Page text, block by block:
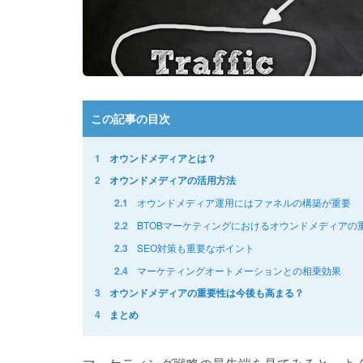
この記事の目次
1
オウンドメディアとは？
2
オウンドメディアの活用方法
2.1
オウンドメディア運用にはファネルの構築が重要
2.2
BTOBマーケティングにおけるオウンドメディアの
2.3
SEO対策も重要なポイント
2.4
マーケティングオートメーションとの相乗効果
3
オウンドメディアの重要性は今後も高まる？
4
まとめ